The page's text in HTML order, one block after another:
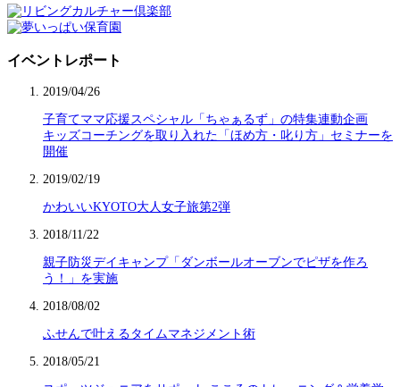
イベントレポート
2019/04/26
子育てママ応援スペシャル「ちゃぁるず」の特集連動企画
キッズコーチングを取り入れた「ほめ方・叱り方」セミナーを
開催
2019/02/19
かわいいKYOTO大人女子旅第2弾
2018/11/22
親子防災デイキャンプ「ダンボールオーブンでピザを作ろ
う！」を実施
2018/08/02
ふせんで叶えるタイムマネジメント術
2018/05/21